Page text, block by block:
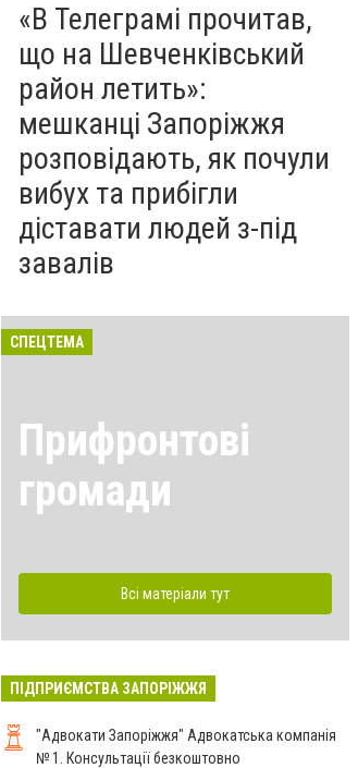
«В Телеграмі прочитав,
що на Шевченківський
район летить»:
мешканці Запоріжжя
розповідають, як почули
вибух та прибігли
діставати людей з-під
завалів
СПЕЦТЕМА
Прифронтові
громади
Всі матеріали тут
ПІДПРИЄМСТВА ЗАПОРІЖЖЯ
"Адвокати Запоріжжя" Адвокатська компанія
№ 1. Консультації безкоштовно